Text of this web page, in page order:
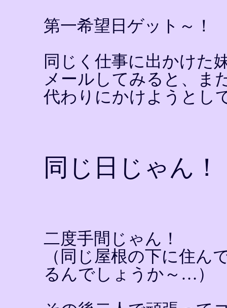
第一希望日ゲット～！
同じく仕事に出かけた
メールしてみると、ま
代わりにかけようとし
同じ日じゃん！
二度手間じゃん！
（同じ屋根の下に住ん
るんでしょうか～…）